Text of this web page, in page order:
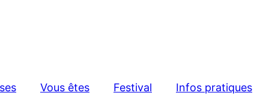
Vous êtes Festival Infos pratiques